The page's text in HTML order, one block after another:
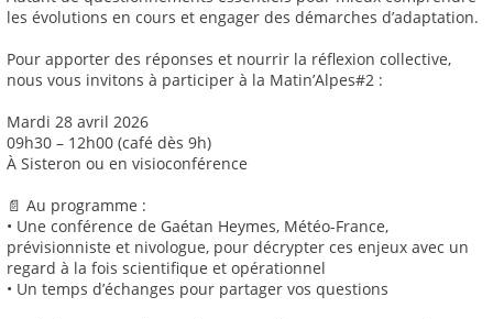
les évolutions en cours et engager des démarches d’adaptation.
Pour apporter des réponses et nourrir la réflexion collective,
nous vous invitons à participer à la Matin’Alpes#2 :
Mardi 28 avril 2026
09h30 – 12h00 (café dès 9h)
À Sisteron ou en visioconférence
📄 Au programme :
• Une conférence de Gaétan Heymes, Météo-France,
prévisionniste et nivologue, pour décrypter ces enjeux avec un
regard à la fois scientifique et opérationnel
• Un temps d’échanges pour partager vos questions